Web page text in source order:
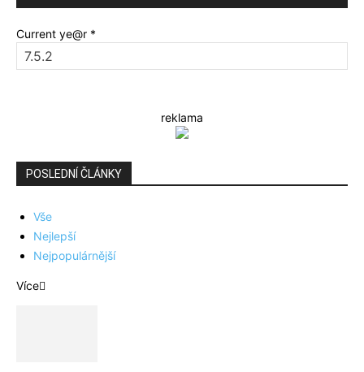
Current ye@r *
reklama
POSLEDNÍ ČLÁNKY
Vše
Nejlepší
Nejpopulárnější
Více